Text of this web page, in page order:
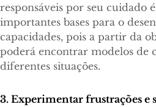
responsáveis por seu cuidado
importantes bases para o
capacidades, pois a partir da
poderá encontrar modelos de
diferentes situações.
3. Experimentar frustrações e